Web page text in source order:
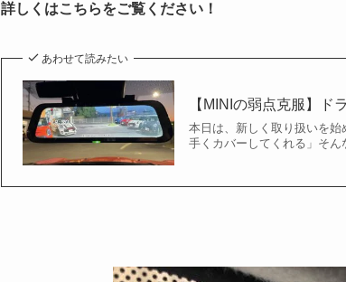
詳しくはこちらをご覧ください！
あわせて読みたい
【MINIの弱点克服】ド
本日は、新しく取り扱いを
手くカバーしてくれる」そ